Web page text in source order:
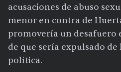
acusaciones de abuso
menor en contra de
promovería un desafuero
de que sería expulsado
política.